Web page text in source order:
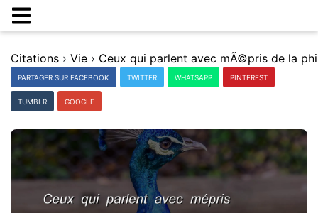
Citations › Vie ›
PARTAGER SUR FACEBOOK TWITTER WHATSAPP PINTEREST
TUMBLR GOOGLE